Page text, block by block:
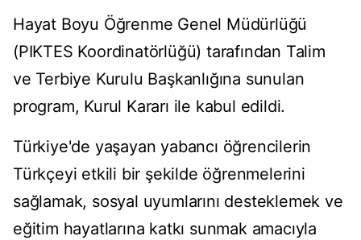
Hayat Boyu Öğrenme Genel Müdürlüğü
(PIKTES Koordinatörlüğü) tarafından Talim
ve Terbiye Kurulu Başkanlığına sunulan
program, Kurul Kararı ile kabul edildi.
Türkiye'de yaşayan yabancı öğrencilerin
Türkçeyi etkili bir şekilde öğrenmelerini
sağlamak, sosyal uyumlarını desteklemek ve
eğitim hayatlarına katkı sunmak amacıyla